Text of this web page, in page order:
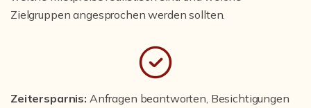
Zielgruppen angesprochen werden sollten.
Zeitersparnis: Anfragen beantworten, Besichtigungen